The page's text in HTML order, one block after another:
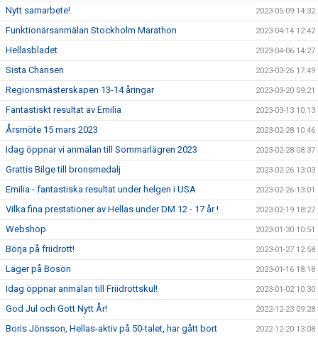
Nytt samarbete! 2023-05-09 14:32
Funktionärsanmälan Stockholm Marathon 2023-04-14 12:42
Hellasbladet 2023-04-06 14:27
Sista Chansen 2023-03-26 17:49
Regionsmästerskapen 13-14 åringar 2023-03-20 09:21
Fantastiskt resultat av Emilia 2023-03-13 10:13
Årsmöte 15 mars 2023 2023-02-28 10:46
Idag öppnar vi anmälan till Sommarlägren 2023 2023-02-28 08:37
Grattis Bilge till bronsmedalj 2023-02-26 13:03
Emilia - fantastiska resultat under helgen i USA 2023-02-26 13:01
Vilka fina prestationer av Hellas under DM 12 - 17 år ! 2023-02-19 18:27
Webshop 2023-01-30 10:51
Börja på friidrott! 2023-01-27 12:58
Läger på Bosön 2023-01-16 18:18
Idag öppnar anmälan till Friidrottskul! 2023-01-02 10:30
God Jul och Gott Nytt År! 2022-12-23 09:28
Boris Jönsson, Hellas-aktiv på 50-talet, har gått bort 2022-12-20 13:08